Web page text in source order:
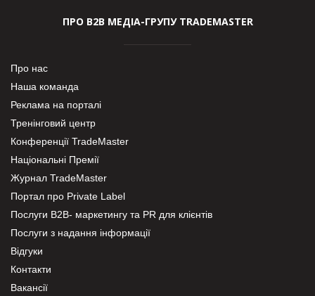
ПРО В2В МЕДІА-ГРУПУ TRADEMASTER
Про нас
Наша команда
Реклама на порталі
Тренінговий центр
Конференції TradeMaster
Національні Премії
Журнал TradeMaster
Портал про Private Label
Послуги В2В- маркетингу та PR для клієнтів
Послуги з надання інформації
Відгуки
Контакти
Вакансії